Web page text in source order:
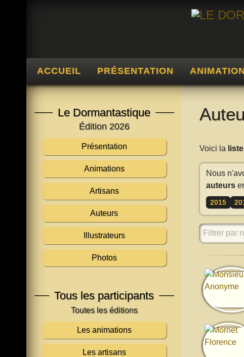
ACCUEIL PRÉSENTATION
Le Dormantastique
Édition 2026
Présentation
Animations
Artisans
Auteurs
Illustrateurs
Photos
Tous les participants
Les animations
Les artisans
Voici la
Nous
auteurs
2015
Filtrer par